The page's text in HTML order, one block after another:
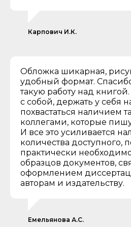
Карпович И.К.
Обложка шикарная,
удобный формат.
такую работу над
с собой, держать у себя
похвастаться наличием
коллегами, которые
И все это усиливается
количества доступного,
практически
образцов документов,
оформлением
авторам и издательству.
Емельянова А.С.